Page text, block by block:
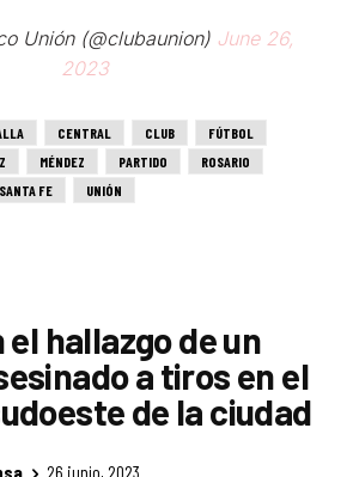
Unión (@clubaunion) June 26,
2023
CENTRAL CLUB
FÚTBOL
MÉNDEZ PARTIDO
ROSARIO
SANTA FE UNIÓN